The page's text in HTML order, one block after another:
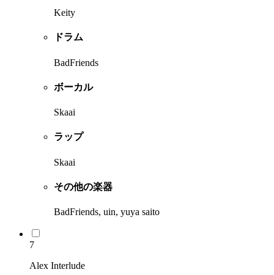
Keity
ドラム
BadFriends
ボーカル
Skaai
ラップ
Skaai
その他の楽器
BadFriends, uin, yuya saito
7
Alex Interlude